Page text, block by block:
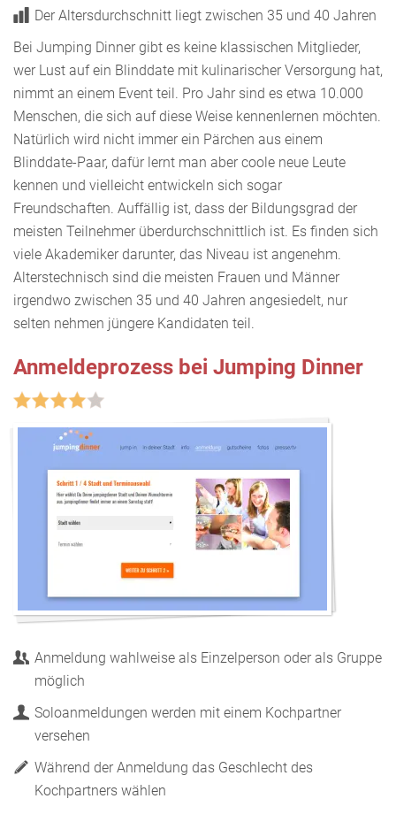
Der Altersdurchschnitt liegt zwischen 35 und 40 Jahren
Bei Jumping Dinner gibt es keine klassischen Mitglieder,
wer Lust auf ein Blinddate mit kulinarischer Versorgung hat,
nimmt an einem Event teil. Pro Jahr sind es etwa 10.000
Menschen, die sich auf diese Weise kennenlernen möchten.
Natürlich wird nicht immer ein Pärchen aus einem
Blinddate-Paar, dafür lernt man aber coole neue Leute
kennen und vielleicht entwickeln sich sogar
Freundschaften. Auffällig ist, dass der Bildungsgrad der
meisten Teilnehmer überdurchschnittlich ist. Es finden sich
viele Akademiker darunter, das Niveau ist angenehm.
Alterstechnisch sind die meisten Frauen und Männer
irgendwo zwischen 35 und 40 Jahren angesiedelt, nur
selten nehmen jüngere Kandidaten teil.
Anmeldeprozess bei Jumping Dinner
Anmeldung wahlweise als Einzelperson oder als Gruppe
möglich
Soloanmeldungen werden mit einem Kochpartner
versehen
Während der Anmeldung das Geschlecht des
Kochpartners wählen